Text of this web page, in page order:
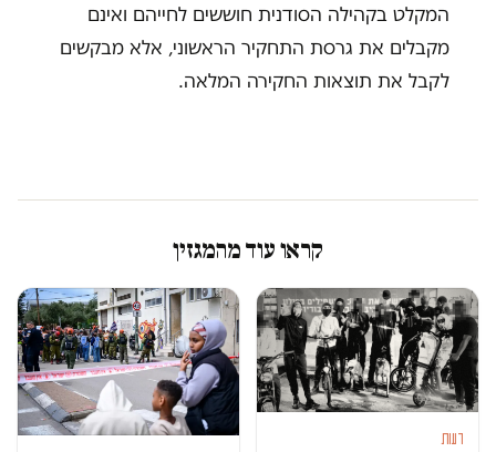
המקלט בקהילה הסודנית חוששים לחייהם ואינם
מקבלים את גרסת התחקיר הראשוני, אלא מבקשים
לקבל את תוצאות החקירה המלאה.
קראו עוד מהמגזין
דעות